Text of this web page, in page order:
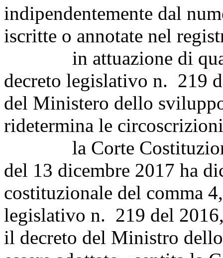
indipendentemente dal
iscritte o annotate nel
in attuazione di
decreto legislativo n. 219
del Ministero dello
ridetermina le
la Corte
del 13 dicembre 2017 ha
costituzionale del comma
legislativo n. 219 del
il decreto del Ministro